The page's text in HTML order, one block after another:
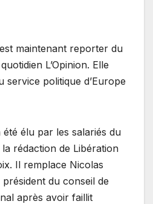
maintenant reporter du
L’Opinion. Elle
service politique d’Europe
élu par les salariés du
rédaction de Libération
Il remplace Nicolas
du conseil de
après avoir faillit